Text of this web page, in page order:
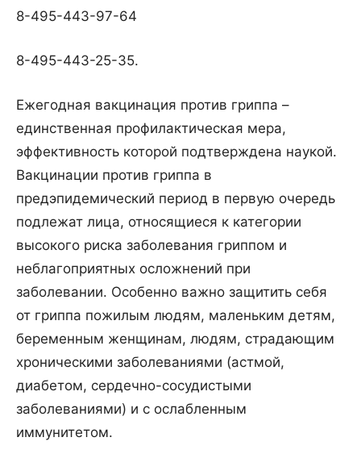
8-495-443-97-64
8-495-443-25-35.
Ежегодная вакцинация против гриппа –
единственная профилактическая мера,
эффективность которой подтверждена наукой.
Вакцинации против гриппа в
предэпидемический период в первую очередь
подлежат лица, относящиеся к категории
высокого риска заболевания гриппом и
неблагоприятных осложнений при
заболевании. Особенно важно защитить себя
от гриппа пожилым людям, маленьким детям,
беременным женщинам, людям, страдающим
хроническими заболеваниями (астмой,
диабетом, сердечно-сосудистыми
заболеваниями) и с ослабленным
иммунитетом.